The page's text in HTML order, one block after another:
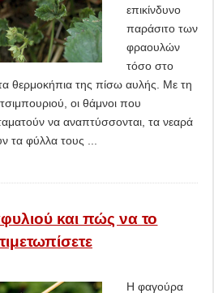
επικίνδυνο
παράσιτο των
φραουλών
τόσο στο
θερμοκήπια της πίσω αυλής. Με τη
οι θάμνοι που
να αναπτύσσονται, τα νεαρά
τα φύλλα τους ...
και πώς να το
Η φαγούρα